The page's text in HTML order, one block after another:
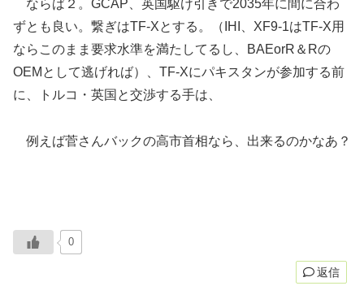
ならば２。GCAP、英国駆け引きで2035年に間に合わ
ずとも良い。繋ぎはTF-Xとする。（IHI、XF9-1はTF-X用
ならこのまま要求水準を満たしてるし、BAEorR＆Rの
OEMとして逃げれば）、TF-Xにパキスタンが参加する前
に、トルコ・英国と交渉する手は、
例えば菅さんバックの高市首相なら、出来るのかなあ？
0
返信